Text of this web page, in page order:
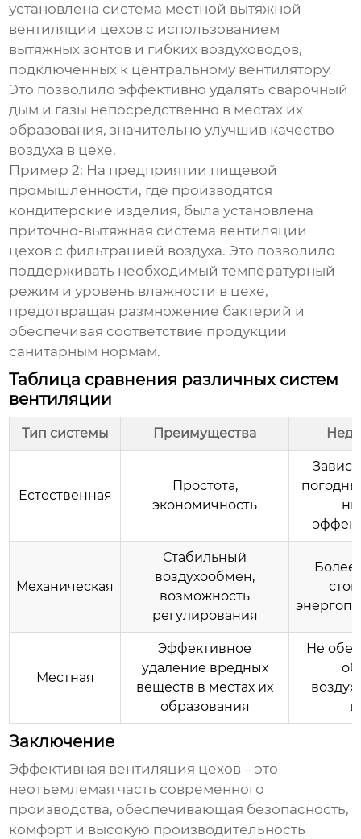
установлена система местной вытяжной
вентиляции цехов с использованием
вытяжных зонтов и гибких воздуховодов,
подключенных к центральному вентилятору.
Это позволило эффективно удалять сварочный
дым и газы непосредственно в местах их
образования, значительно улучшив качество
воздуха в цехе.
Пример 2: На предприятии пищевой
промышленности, где производятся
кондитерские изделия, была установлена
приточно-вытяжная система вентиляции
цехов с фильтрацией воздуха. Это позволило
поддерживать необходимый температурный
режим и уровень влажности в цехе,
предотвращая размножение бактерий и
обеспечивая соответствие продукции
санитарным нормам.
Таблица сравнения различных систем
вентиляции
Тип системы Преимущества
Естественная
Простота,
экономичность
Механическая
Стабильный
воздухообмен,
возможность
регулирования
Более
Местная
Эффективное
удаление вредных
веществ в местах их
образования
Не
Заключение
Эффективная вентиляция цехов – это
неотъемлемая часть современного
производства, обеспечивающая безопасность,
комфорт и высокую производительность